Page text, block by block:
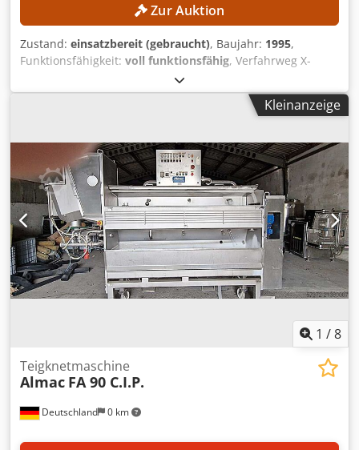
Zur Auktion
Zustand: einsatzbereit (gebraucht), Baujahr: 1995,
Funktionsfähigkeit: voll funktionsfähig, Verfahrweg X-
, Verfahrweg Y-Achse:
Z-Achse:350 mm, Werkstückgewicht (max.):400 kg,
, Kein Mindestpreis -
DETAILS Verfahrweg X: 350 mm Verfahrweg Y: 250 mm
Verfahrweg Z: 350 mm Eilgang: ca. 720 mm/min
Dcjdpfezpypnjx Ab Rsk Achsen: 4 (X, Y, Z, C) Arbeitsbereich
Tischgröße: 600 × 450 mm Werkstückabmessungen max.:
ca. 860 × 620 × 350 mm Werkstückgewicht max.: 400 kg
Elektrodengewicht max.: 100 kg Arbeitsbehälter innen: ca.
830 × 590 × 350 mm Abstand Tisch zu Pinole: 170 – 520
mm MASCHINEN-DETAILS Steuerung: AGIEMATIC T
Generator: AGIEPULS 60 Netzanschluss: 400 V / 50 Hz
Abmessungen & Gewicht Abmessungen (L x B x H): ca.
Kleinanzeige
1 /8
Deutschland 0 km
Teigknetmaschine
Almac FA 90 C.I.P.